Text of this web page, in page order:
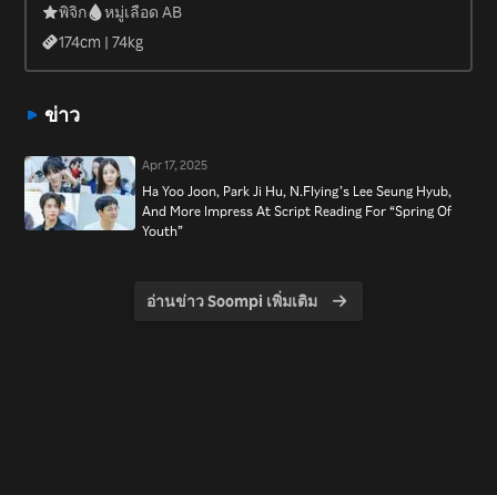
พิจิก
หมู่เลือด AB
174cm |74kg
ข่าว
Apr 17, 2025
Ha Yoo Joon, Park Ji Hu, N.Flying’s Lee Seung Hyub,
And More Impress At Script Reading For “Spring Of
Youth”
อ่านข่าว Soompi เพิ่มเติม